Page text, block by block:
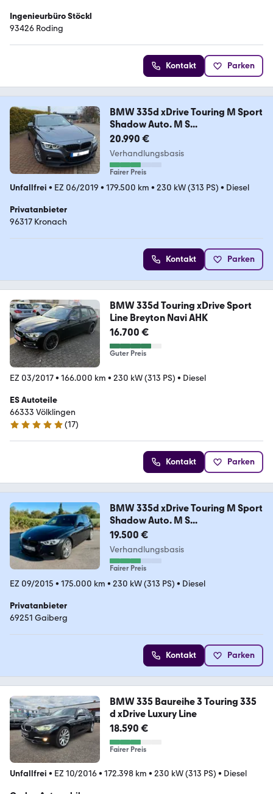
Ingenieurbüro Stöckl
93426 Roding
Kontakt Parken
BMW 335d xDrive Touring M Sport
Shadow Auto. M S...
20.990 €
Verhandlungsbasis
Fairer Preis
Unfallfrei • EZ 06/2019 • 179.500 km • 230 kW (313 PS) • Diesel
Privatanbieter
96317 Kronach
Kontakt Parken
BMW 335d Touring xDrive Sport
Line Breyton Navi AHK
16.700 €
Guter Preis
EZ 03/2017• 166.000 km • 230 kW (313 PS) • Diesel
ES Autoteile
66333 Völklingen
5 Sterne
(17)
Kontakt Parken
BMW 335d xDrive Touring M Sport
Shadow Auto. M S...
19.500 €
Verhandlungsbasis
Fairer Preis
EZ 09/2015 • 175.000 km • 230 kW (313 PS) • Diesel
Privatanbieter
69251 Gaiberg
Kontakt Parken
BMW 335 Baureihe 3 Touring 335
d xDrive Luxury Line
18.590 €
Fairer Preis
Unfallfrei • EZ 10/2016• 172.398 km • 230 kW (313 PS) • Diesel